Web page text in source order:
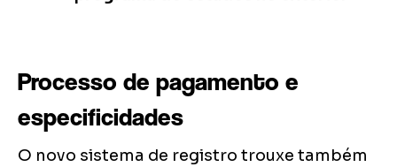
Processo de pagamento e
especificidades
O novo sistema de registro trouxe também